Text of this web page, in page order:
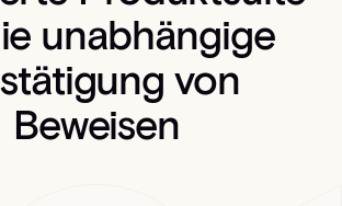
unabhängige
von
Beweisen